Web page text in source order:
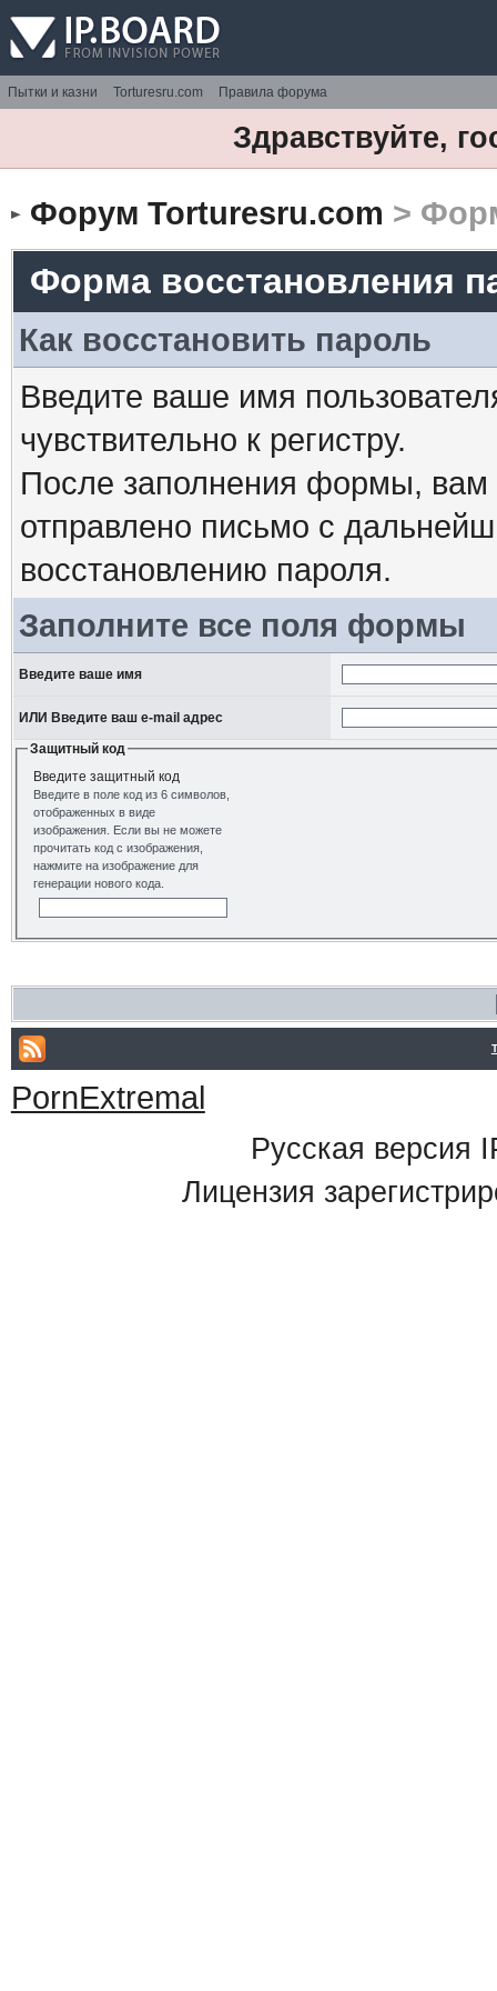
Пытки и казни Torturesru.com Правила форума
Здравствуйте,
Форум Torturesru.com >
Форма восстановления
Как восстановить пароль
Введите ваше имя
чувствительно к регистру.
После заполнения формы, вам
отправлено письмо с
восстановлению пароля.
Заполните все поля формы
Введите ваше имя
ИЛИ Введите ваш e-mail адрес
Защитный код
Введите защитный код
Введите в поле код из 6 символов,
отображенных в виде
изображения. Если вы не можете
прочитать код с изображения,
нажмите на изображение для
генерации нового кода.
PornExtremal
Русская версия
Лицензия